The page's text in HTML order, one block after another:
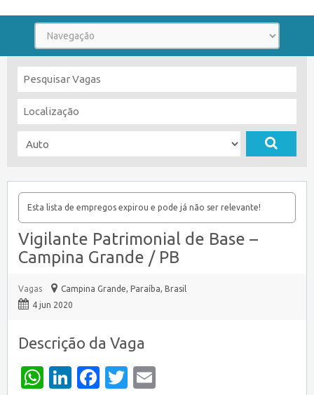
Esta lista de empregos expirou e pode já não ser relevante!
Vigilante Patrimonial de Base –
Campina Grande / PB
Vagas Campina Grande, Paraíba, Brasil
4 jun 2020
Descrição da Vaga
WhatsApp
LinkedIn
Facebook
Twitter